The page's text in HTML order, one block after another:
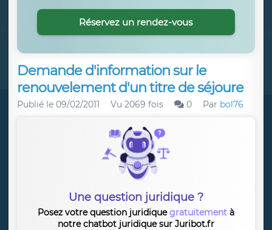
Demande d'information sur le
renouvelement d'un titre de séjoure
Publié le 09/02/2011 Vu 2069 fois 0 Par bol76
Une question juridique ?
Posez votre question juridiquegratuitement à
notre chatbot juridique sur Juribot.fr
Réservez un rendez-vous